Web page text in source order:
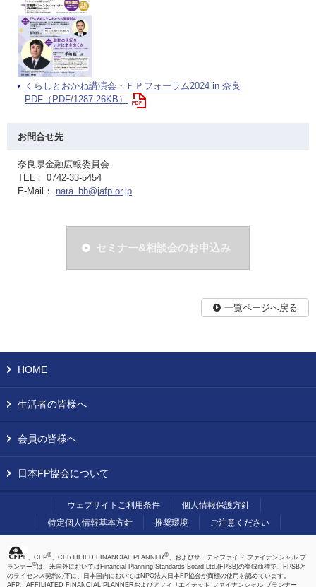
くらしとおかね講演会・ＦＰフォーラム2024 in 奈良
PDF（PDF/1287.26KB）
お問合せ先
奈良県金融広報委員会
TEL： 0742-33-5454
E-Mail： nara_bb@jafp.or.jp
セミナー&相談会のお申込み
一覧ページへ戻る
HOME
生活者の皆様へ
会員の皆様へ
日本FP協会について
ウェブサイトご利用条件
個人情報保護方針
特定個人情報基本方針
推奨環境 ご注意ください
、CFP® 、CERTIFIED FINANCIAL PLANNER® 、およびサーティファイド ファイナンシャル プ
ランナー®は、米国外においてはFinancial Planning Standards Board Ltd.(FPSB)の登録商標で、FPSBと
のライセンス契約の下に、日本国内においてはNPO法人日本FP協会が商標の使用を認めています。
AFP、AFFILIATED FINANCIAL PLANNERおよびアフィリエイテッド ファイナンシャル プランナー